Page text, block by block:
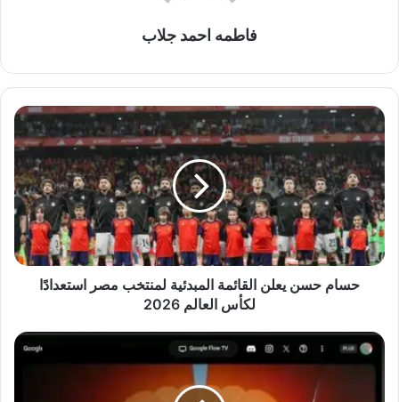
فاطمه احمد جلاب
حسام
حسن
القائمة
المبدئية
لمنتخب
مصر
استعدادًا
لكأس
العالمحسام حسن يعلن القائمة المبدئية لمنتخب مصر استعدادًا
لكأس العالم 2026
الذكاء
الاصطناعي